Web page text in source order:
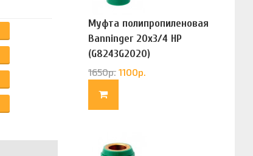
Муфта полипропиленовая
Banninger 20х3/4 НР
(G8243G2020)
1650р. 1100р.